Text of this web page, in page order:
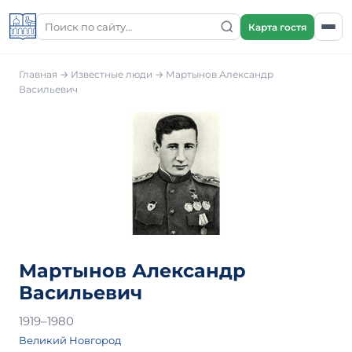
Карта гостя
Главная → Известные люди → Мартынов Александр
Васильевич
Мартынов Александр
Васильевич
1919–1980
Великий Новгород